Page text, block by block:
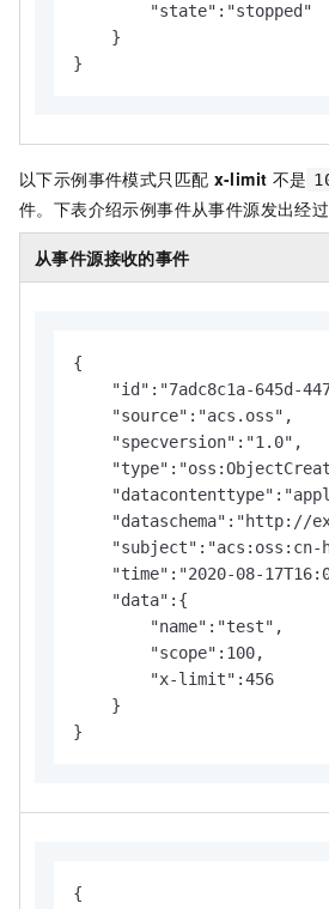
        "state":"stopped"
    }
}
以下示例事件模式只匹配 x-limit 不是
件。下表介绍示例事件从事件源发出经
从事件源接收的事件
{
"id":"7adc8c1a-645d-
    "source":"acs.oss",
    "specversion":"1.0",
"dataschema":"http://
"time":"2020-08-
    "data":{
        "name":"test",
        "scope":100,
        "x-limit":456
    }
}
{